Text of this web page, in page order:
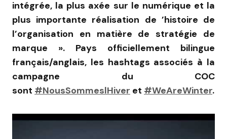
intégrée, la plus axée sur le numérique et la
plus importante réalisation de ’histoire de
l’organisation en matière de stratégie de
marque ». Pays officiellement bilingue
français/anglais, les hashtags associés à la
campagne du COC
sont #NousSommeslHiver et #WeAreWinter.